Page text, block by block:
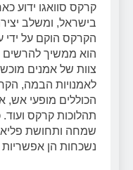
קרקס סוואגו ידוע
בישראל, ומשלב
הוא ממשיך
צוות של אמנים
לאמנויות הבמה,
הכוללים מופעי אש,
תהלוכות קרקס
שמחה ותחושת
נשכחות הן